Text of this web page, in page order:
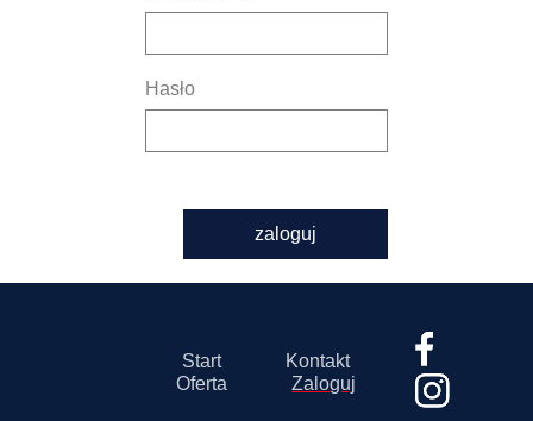
Hasło
zaloguj
Start
Kontakt
Oferta
Zaloguj